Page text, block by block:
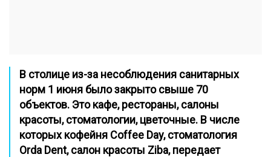
В столице из-за несоблюдения санитарных
норм 1 июня было закрыто свыше 70
объектов. Это кафе, рестораны, салоны
красоты, стоматологии, цветочные. В числе
которых кофейня Coffee Day, стоматология
Orda Dent, салон красоты Ziba, передает